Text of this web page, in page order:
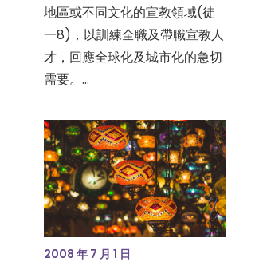
地區或不同文化的宣教領域(徒
一8)，以訓練全職及帶職宣教人
才，回應全球化及城市化的急切
需要。…
2008 年 7 月 1 日